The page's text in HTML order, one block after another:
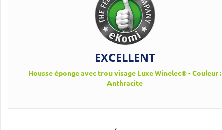
EXCELLENT
Housse éponge avec trou visage Luxe Winelec® - Couleur :
Anthracite